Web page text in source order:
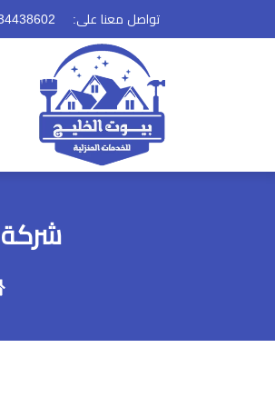
تواصل معنا على:
شركة